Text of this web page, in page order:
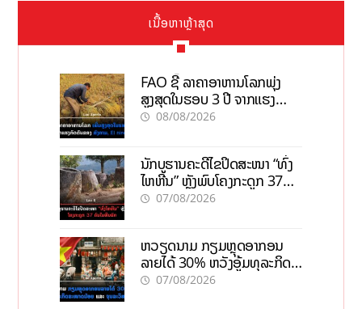
ເນື້ອຫາຫຼ້າສຸດ
FAO ຊີ້ ລາຄາອາຫານໂລກພຸ່ງ
ສູງສຸດໃນຮອບ 3 ປີ ຈາກແຮງ
ກົດດັນຂອງສົງຄາມ, El nino
08/08/2026
ນັກບູຮານຄະດີໄຂປິດສະໜາ “ທົ່ງ
ໄຫຫີນ” ຫຼັງພົບໂຄງກະດູກ 37
ຄົນໃນຫີນຍັກ
07/08/2026
ຫວຽດນາມ ກຽມຫຼຸດອາກອນ
ລາຍໄດ້ 30% ຫວັງອູ້ມທຸລະກິດ
ຂະໜາດນ້ອຍ ແລະ ຈຸນລະ
07/08/2026